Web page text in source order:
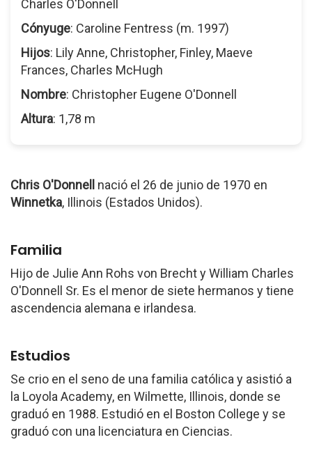
Charles O'Donnell
Cónyuge: Caroline Fentress (m. 1997)
Hijos: Lily Anne, Christopher, Finley, Maeve
Frances, Charles McHugh
Nombre: Christopher Eugene O'Donnell
Altura: 1,78 m
Chris O'Donnell
nació el 26 de junio de 1970 en
Winnetka, Illinois (Estados Unidos).
Familia
Hijo de Julie Ann Rohs von Brecht y William Charles
O'Donnell Sr. Es el menor de siete hermanos y tiene
ascendencia alemana e irlandesa.
Estudios
Se crio en el seno de una familia católica y asistió a
la Loyola Academy, en Wilmette, Illinois, donde se
graduó en 1988. Estudió en el Boston College y se
graduó con una licenciatura en Ciencias.